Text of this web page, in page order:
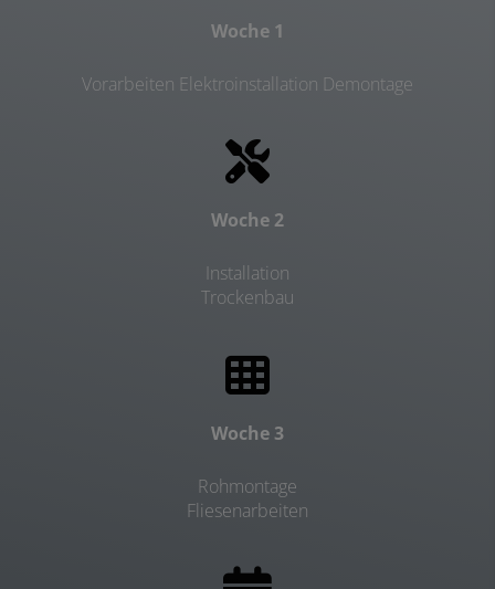
Woche 1
Vorarbeiten Elektroinstallation Demontage
Woche 2
Installation
Trockenbau
Woche 3
Rohmontage
Fliesenarbeiten